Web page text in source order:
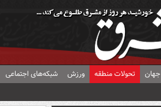
جهان تحولات منطقه ورزش شبکه‌های اجتماعی